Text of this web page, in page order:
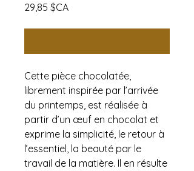
29,85 $CAPrix
Cette pièce chocolatée,
librement inspirée par l’arrivée
du printemps, est réalisée à
partir d’un œuf en chocolat et
exprime la simplicité, le retour à
l’essentiel, la beauté par le
travail de la matière. Il en résulte